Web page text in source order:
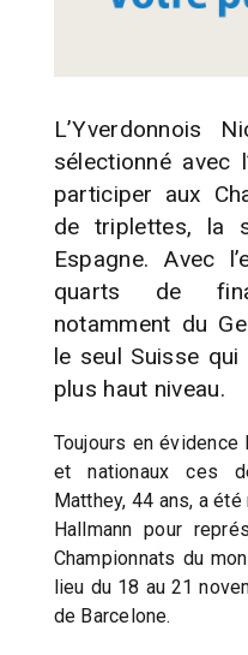
L’Yverdonnois
sélectionné avec
participer aux
de triplettes, la
Espagne. Avec
quarts de
notamment du
le seul Suisse
plus haut niveau.
Toujours en
et nationaux ces
Matthey, 44 ans, a
Hallmann pour
Championnats du
lieu du 18 au 21
de Barcelone.